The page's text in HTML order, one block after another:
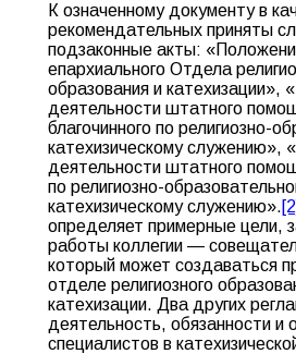
К означенному документу в
рекомендательных приняты
подзаконные акты:
епархиального Отдела
образования и катехизации»,
деятельности штатного
благочинного по религиозно-
катехизическому служению»,
деятельности штатного
по религиозно-
катехизическому служению».
определяет примерные цели,
работы коллегии —
который может создаваться
отделе религиозного
катехизации. Два других
деятельность, обязанности и
специалистов в